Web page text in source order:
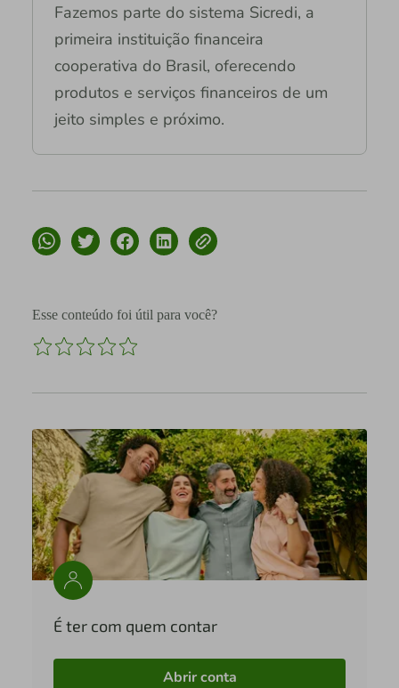
Fazemos parte do sistema Sicredi, a
primeira instituição financeira
cooperativa do Brasil, oferecendo
produtos e serviços financeiros de um
jeito simples e próximo.
Esse conteúdo foi útil para você?
É ter com quem contar
Abrir conta